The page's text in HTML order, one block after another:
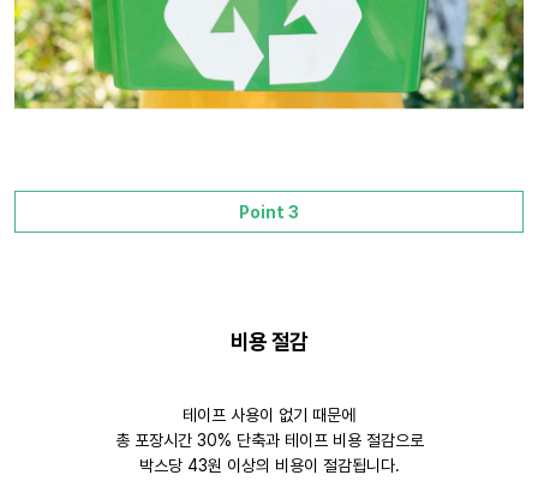
Point 3
비용 절감
테이프 사용이 없기 때문에
총 포장시간 30% 단축과 테이프 비용 절감으로
박스당 43원 이상의 비용이 절감됩니다.